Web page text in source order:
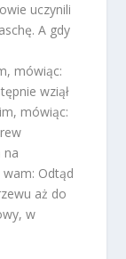
uczynili
A gdy
mówiąc:
wziął
mówiąc:
na
Odtąd
aż do
w